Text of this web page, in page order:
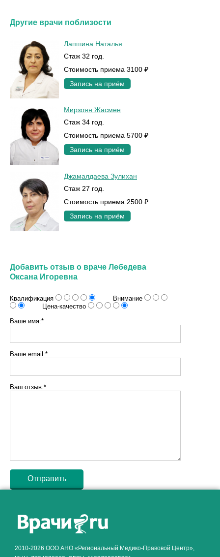
Другие врачи поблизости
Лапшина Наталья
Стаж 32 год.
Стоимость приема 3100 ₽
Запись на приём
Мирзоян Жасмен
Стаж 34 год.
Стоимость приема 5700 ₽
Запись на приём
Джамалдаева Зулихан
Стаж 27 год.
Стоимость приема 2500 ₽
Запись на приём
Добавить отзыв о враче Лебедева
Оксана Игоревна
Квалификация
Внимание
Цена-качество
Ваше имя:*
Ваше email:*
Ваш отзыв:*
2010-2026 ООО АНО «Региональный Медико-Правовой Центр»,